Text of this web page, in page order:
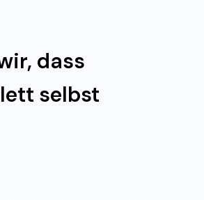
dass
selbst